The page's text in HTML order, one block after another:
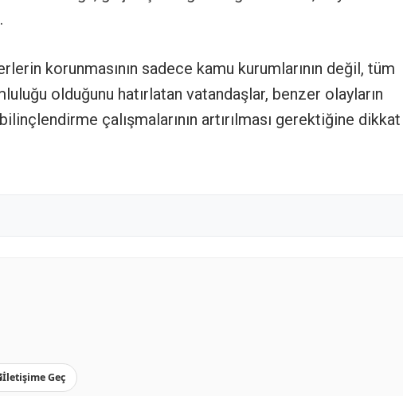
korunmasının sadece kamu kurumlarının değil, tüm
olduğunu hatırlatan vatandaşlar, benzer olayların
çalışmalarının artırılması gerektiğine dikkat
İletişime Geç